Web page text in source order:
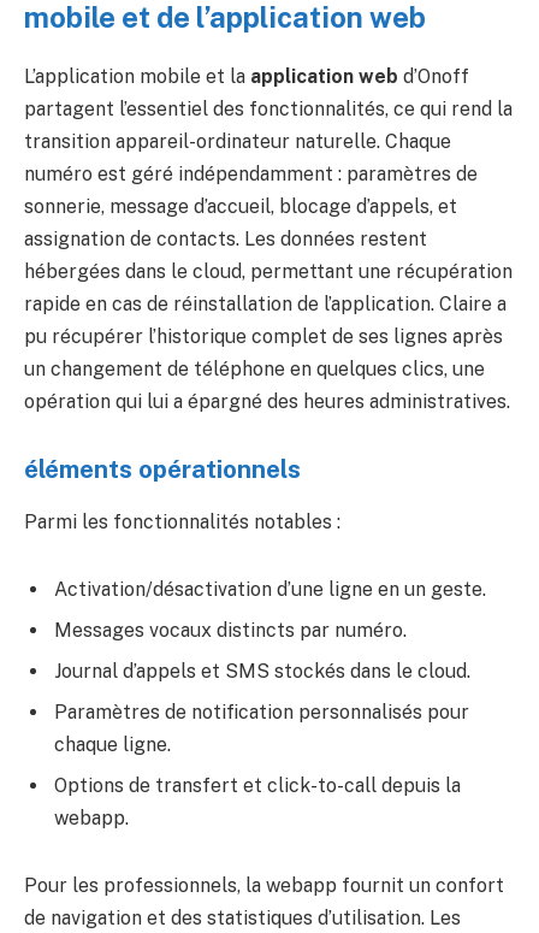
mobile et de l’application web
L’application mobile et la application web d’Onoff
partagent l’essentiel des fonctionnalités, ce qui rend la
transition appareil-ordinateur naturelle. Chaque
numéro est géré indépendamment : paramètres de
sonnerie, message d’accueil, blocage d’appels, et
assignation de contacts. Les données restent
hébergées dans le cloud, permettant une récupération
rapide en cas de réinstallation de l’application. Claire a
pu récupérer l’historique complet de ses lignes après
un changement de téléphone en quelques clics, une
opération qui lui a épargné des heures administratives.
éléments opérationnels
Parmi les fonctionnalités notables :
Activation/désactivation d’une ligne en un geste.
Messages vocaux distincts par numéro.
Journal d’appels et SMS stockés dans le cloud.
Paramètres de notification personnalisés pour
chaque ligne.
Options de transfert et click-to-call depuis la
webapp.
Pour les professionnels, la webapp fournit un confort
de navigation et des statistiques d’utilisation. Les